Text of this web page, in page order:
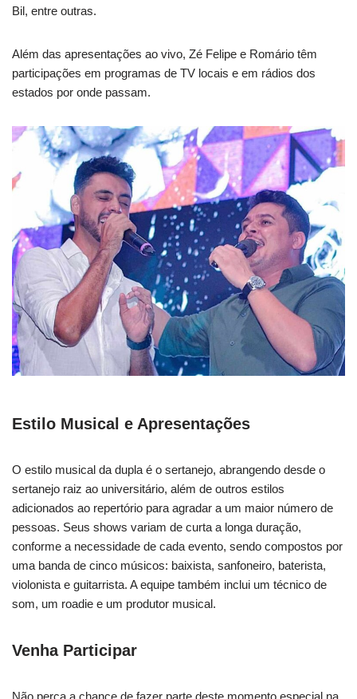
Bil, entre outras.
Além das apresentações ao vivo, Zé Felipe e Romário têm
participações em programas de TV locais e em rádios dos
estados por onde passam.
Estilo Musical e Apresentações
O estilo musical da dupla é o sertanejo, abrangendo desde o
sertanejo raiz ao universitário, além de outros estilos
adicionados ao repertório para agradar a um maior número de
pessoas. Seus shows variam de curta a longa duração,
conforme a necessidade de cada evento, sendo compostos por
uma banda de cinco músicos: baixista, sanfoneiro, baterista,
violonista e guitarrista. A equipe também inclui um técnico de
som, um roadie e um produtor musical.
Venha Participar